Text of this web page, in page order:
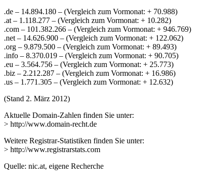
.de – 14.894.180 – (Vergleich zum Vormonat: + 70.988)
.at – 1.118.277 – (Vergleich zum Vormonat: + 10.282)
.com – 101.382.266 – (Vergleich zum Vormonat: + 946.769)
.net – 14.626.900 – (Vergleich zum Vormonat: + 122.062)
.org – 9.879.500 – (Vergleich zum Vormonat: + 89.493)
.info – 8.370.019 – (Vergleich zum Vormonat: + 90.705)
.eu – 3.564.756 – (Vergleich zum Vormonat: + 25.773)
.biz – 2.212.287 – (Vergleich zum Vormonat: + 16.986)
.us – 1.771.305 – (Vergleich zum Vormonat: + 12.632)
(Stand 2. März 2012)
Aktuelle Domain-Zahlen finden Sie unter:
> http://www.domain-recht.de
Weitere Registrar-Statistiken finden Sie unter:
> http://www.registrarstats.com
Quelle: nic.at, eigene Recherche